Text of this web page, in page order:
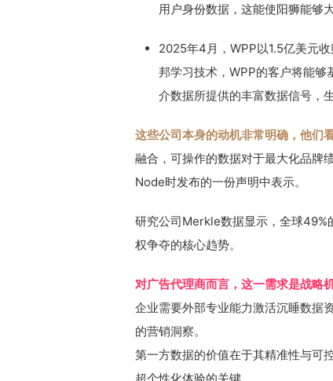
用户身份数据，这能使阳狮能够
2025年4月，WPP以1.5亿美元
邦学习技术，WPP的客户将能
介数据所提供的丰富数据信号，
这些公司本身的动机非常明确，他们
融合，可操作的数据对于最大化品
Node时发布的一份声明中表示。
研究公司Merkle数据显示，全球49%
权争夺的核心趋势。
对广告代理商而言，这一需求是战
企业需要外部专业能力激活沉睡数据
的营销洞察。
第一方数据的价值在于其精准性与可